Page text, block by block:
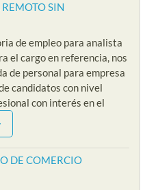
SIN
de empleo para analista
el cargo en referencia, nos
de personal para empresa
candidatos con nivel
con interés en el
DE COMERCIO